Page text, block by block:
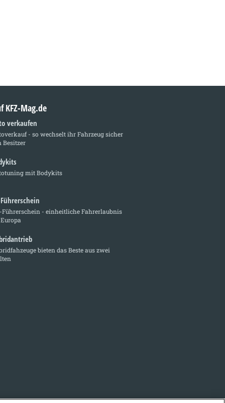
KFZ-Mag.de
verkaufen
- so wechselt ihr Fahrzeug sicher
Besitzer
mit Bodykits
Führerschein
Führerschein - einheitliche Fahrerlaubnis
bieten das Beste aus zwei